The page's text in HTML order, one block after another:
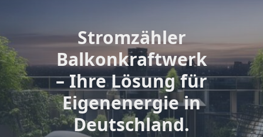
Stromzähler
Balkonkraftwerk
– Ihre Lösung für
Eigenenergie in
Deutschland.